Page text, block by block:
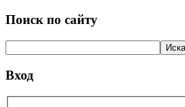
Поиск по сайту
Вход